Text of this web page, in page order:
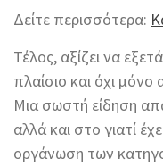
Δείτε περισσότερα:
Τέλος, αξίζει να
πλαίσιο και όχι
Μια σωστή είδηση
αλλά και στο γιατί
οργάνωση των